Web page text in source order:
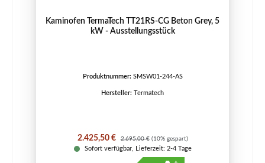
Kaminofen TermaTech TT21RS-CG Beton Grey, 5
kW - Ausstellungsstück
Produktnummer: SMSW01-244-AS
Hersteller: Termatech
Verkaufspreis:
2.425,50 € Regulärer Preis:
2.695,00 € (10% gespart)
Sofort verfügbar, Lieferzeit: 2-4 Tage